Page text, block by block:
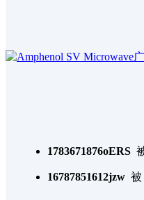
1783671876oERS
16787851612jzw 被